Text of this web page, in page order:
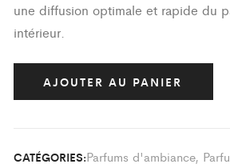
une diffusion optimale et rapide du
intérieur.
AJOUTER AU PANIER
CATÉGORIES:Parfums d'ambiance,